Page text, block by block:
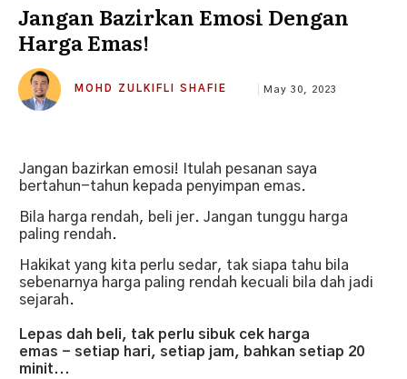
Jangan Bazirkan Emosi Dengan
Harga Emas!
MOHD ZULKIFLI SHAFIE May 30, 2023
Jangan bazirkan emosi! Itulah pesanan saya
bertahun-tahun kepada penyimpan emas.
Bila harga rendah, beli jer. Jangan tunggu harga
paling rendah.
Hakikat yang kita perlu sedar, tak siapa tahu bila
sebenarnya harga paling rendah kecuali bila dah jadi
sejarah.
Lepas dah beli, tak perlu sibuk cek harga
emas - setiap hari, setiap jam, bahkan setiap 20
minit...